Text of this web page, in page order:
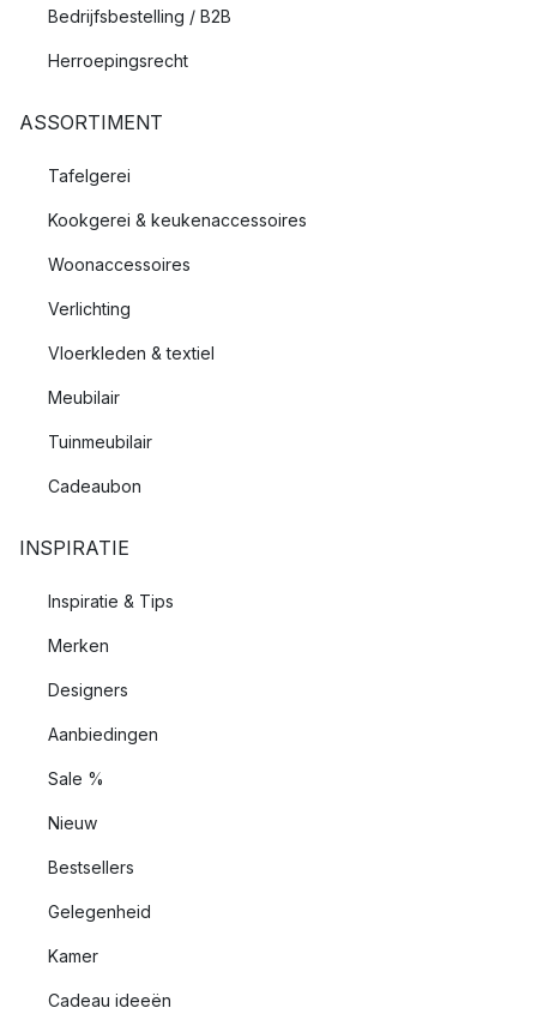
Bedrijfsbestelling / B2B
Herroepingsrecht
ASSORTIMENT
Tafelgerei
Kookgerei & keukenaccessoires
Woonaccessoires
Verlichting
Vloerkleden & textiel
Meubilair
Tuinmeubilair
Cadeaubon
INSPIRATIE
Inspiratie & Tips
Merken
Designers
Aanbiedingen
Sale %
Nieuw
Bestsellers
Gelegenheid
Kamer
Cadeau ideeën